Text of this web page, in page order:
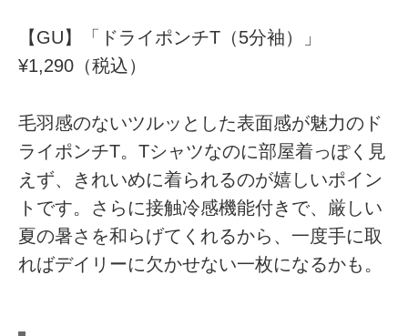
【GU】「ドライポンチT（5分袖）」
¥1,290（税込）
毛羽感のないツルッとした表面感が魅力のド
ライポンチT。Tシャツなのに部屋着っぽく見
えず、きれいめに着られるのが嬉しいポイン
トです。さらに接触冷感機能付きで、厳しい
夏の暑さを和らげてくれるから、一度手に取
ればデイリーに欠かせない一枚になるかも。